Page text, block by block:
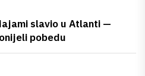
slavio u Atlanti —
pobedu